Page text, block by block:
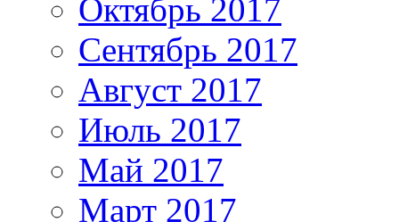
Октябрь 2017
Сентябрь 2017
Август 2017
Июль 2017
Май 2017
Март 2017